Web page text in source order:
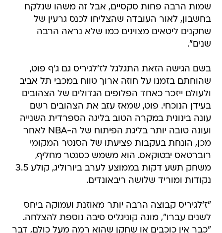
שמות הרבה פחות סקסיים, אבל זה משהו שנלקח
בחשבון, לאור העובדה שהצליחו לכנס גרעין של
שחקנים ליטאים מצוינים כמו שלא נראה הרבה
שנים".
בשם הגישה הזאת התגלגל לז'לגיריס גם ג'ף פוט,
שהוחתם בזמנו על חוזה ארוך טווח במכבי תל אביב
ולעולם ייזכר כאחד הפלופים הגדולים של הצהובים
בעידן הנוכחי. פוט, שמאז עזב את הצהובים רשם
עונה בינונית במקרה הטוב בליגה הספרדית השנייה
ועונה טובה יותר בליגת הפיתוח של ה-NBA לאחר
מכן, הונחת בעקבות פציעתו של הסנטר המקומי
רוברטאס יבטוקאס. הוא משמש כסנטר מחליף,
משחק תשע דקות בממוצע לערב ביורוליג, קולע 3.5
נקודות ומוריד שלושה ריבאונדים.
"ז'לגיריס קבוצה הרבה יותר מאוזנת ועמוקה ביחס
לשנים עברו", מונה קוניגליס סיבה נוספת להצלחה.
"כבר אין כוכבים או שחקן שהוא רמה מעל כולם, דבר